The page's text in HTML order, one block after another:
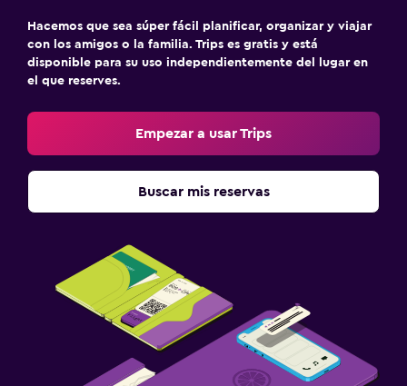
Hacemos que sea súper fácil planificar, organizar y viajar
con los amigos o la familia. Trips es gratis y está
disponible para su uso independientemente del lugar en
el que reserves.
Empezar a usar Trips
Buscar mis reservas